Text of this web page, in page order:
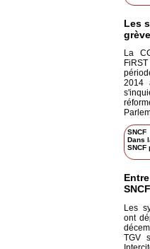
Les
La
2014
SNCF
Dans
SNCF
Les
ont
TGV